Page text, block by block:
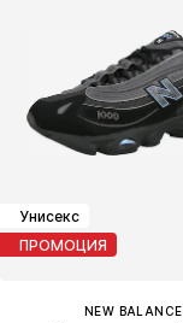
Унисекс
ПРОМОЦИЯ
NEW BALANCE